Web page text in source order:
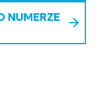
NUMERZE